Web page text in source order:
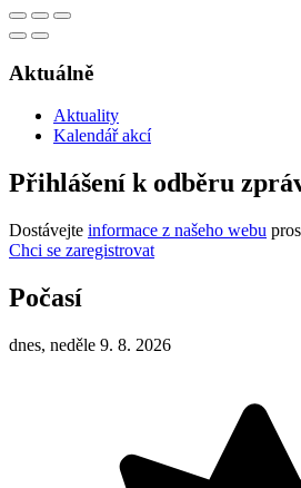
Aktuálně
Aktuality
Kalendář akcí
Přihlášení k odběru
Dostávejte informace z našeho webu
Chci se zaregistrovat
Počasí
dnes, neděle 9. 8. 2026